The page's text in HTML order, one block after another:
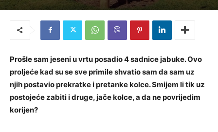
Prošle sam jeseni u vrtu posadio 4 sadnice jabuke. Ovo
proljeće kad su se sve primile shvatio sam da sam uz
njih postavio prekratke i pretanke kolce. Smijem li tik uz
postojeće zabiti i druge, jače kolce, a da ne povrijedim
korijen?